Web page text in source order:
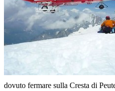
dovuto fermare sulla Cresta di